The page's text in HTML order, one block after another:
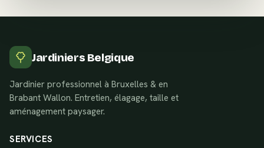
Jardiniers Belgique
Jardinier professionnel à Bruxelles & en
Brabant Wallon. Entretien, élagage, taille et
aménagement paysager.
SERVICES